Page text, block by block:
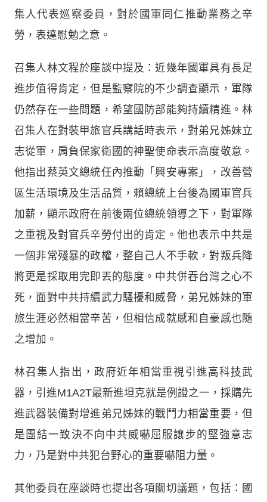
集人代表巡察委員，對於國軍同仁推動業務之辛
勞，表達慰勉之意。
召集人林文程於座談中提及：近幾年國軍具有長足
進步值得肯定，但是監察院的不少調查顯示，軍隊
仍然存在一些問題，希望國防部能夠持續精進。林
召集人在對裝甲旅官兵講話時表示，對弟兄姊妹立
志從軍，肩負保家衛國的神聖使命表示高度敬意。
他指出蔡英文總統任內推動「興安專案」，改善營
區生活環境及生活品質，賴總統上台後為國軍官兵
加薪，顯示政府在前後兩位總統領導之下，對軍隊
之重視及對官兵辛勞付出的肯定。他也表示中共是
一個非常殘暴的政權，整自己人不手軟，對叛兵降
將更是採取用完即丟的態度。中共併吞台灣之心不
死，面對中共持續武力騷擾和威脅，弟兄姊妹的軍
旅生涯必然相當辛苦，但相信成就感和自豪感也隨
之增加。
林召集人指出，政府近年相當重視引進高科技武
器，引進M1A2T最新進坦克就是例證之一，採購先
進武器裝備對增進弟兄姊妹的戰鬥力相當重要，但
是團結一致決不向中共威嚇屈服讓步的堅強意志
力，乃是對中共犯台野心的重要嚇阻力量。
其他委員在座談時也提出各項關切議題，包括：國